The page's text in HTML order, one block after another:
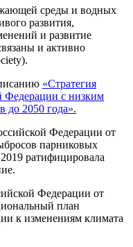
среды и водных
развития,
и развитие
и активно
«Стратегия
Федерации с низким
до 2050 года».
Федерации от
парниковых
ратифицировала
Федерации от
план
к изменениям климата